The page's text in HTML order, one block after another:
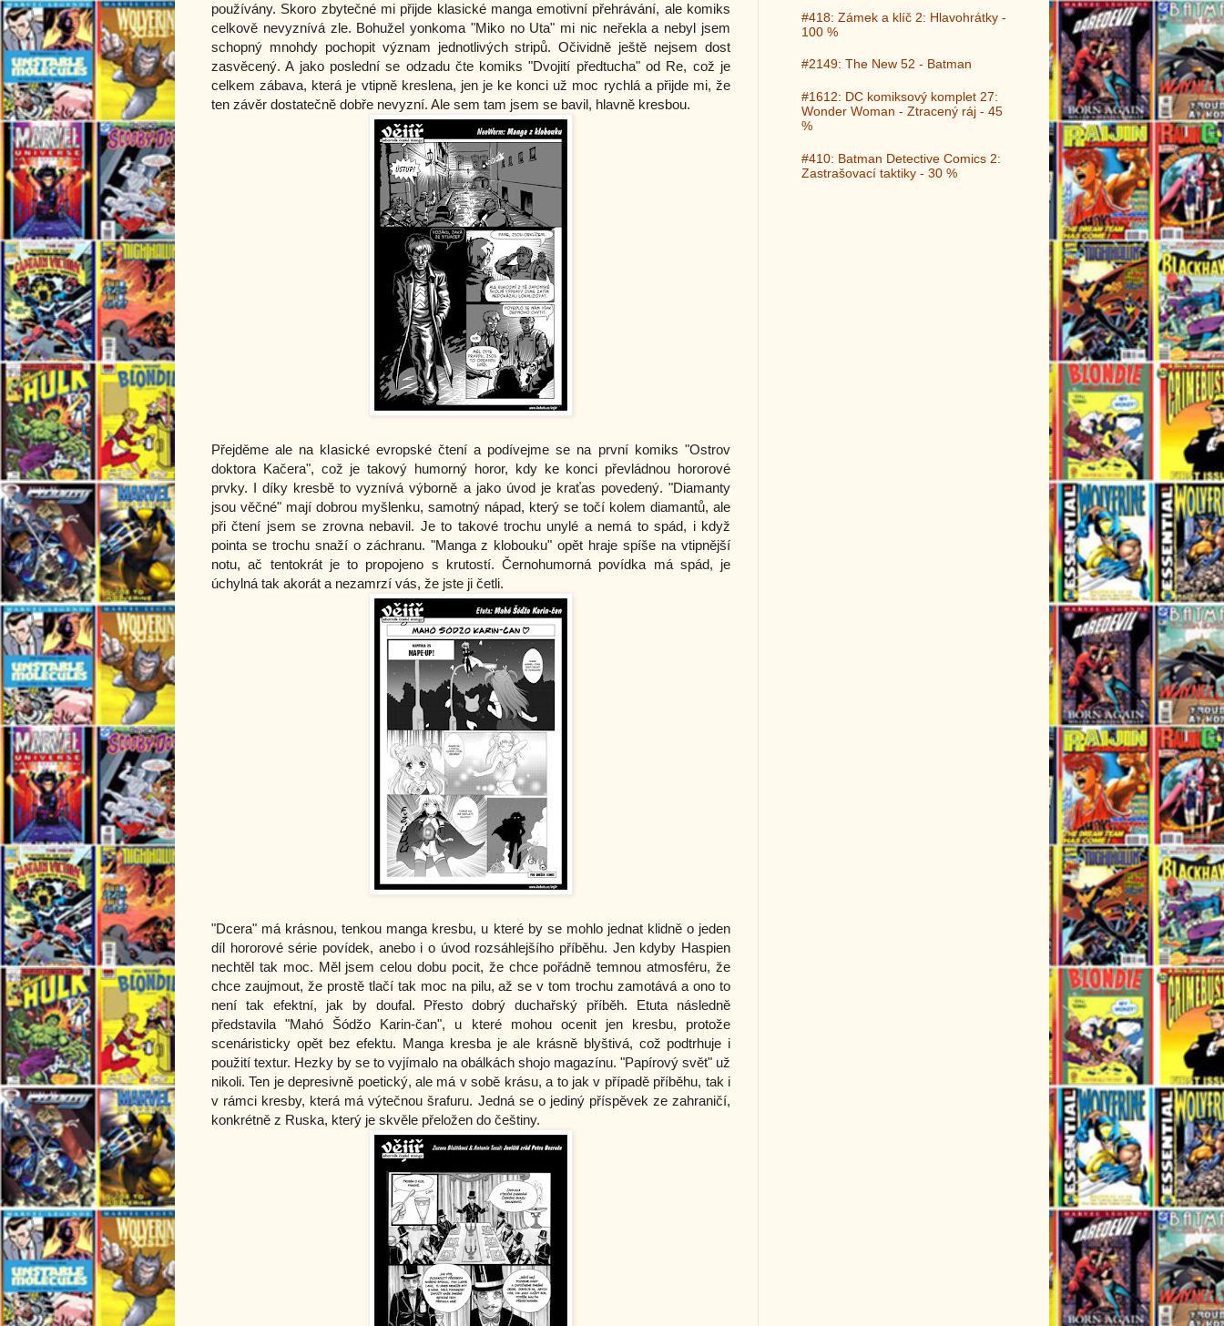
používány. Skoro zbytečné mi přijde klasické manga emotivní přehrávání, ale komiks
celkově nevyznívá zle. Bohužel yonkoma "Miko no Uta" mi nic neřekla a nebyl jsem
schopný mnohdy pochopit význam jednotlivých stripů. Očividně ještě nejsem dost
zasvěcený. A jako poslední se odzadu čte komiks "Dvojití předtucha" od Re, což je
celkem zábava, která je vtipně kreslena, jen je ke konci už moc rychlá a přijde mi, že
ten závěr dostatečně dobře nevyzní. Ale sem tam jsem se bavil, hlavně kresbou.
Přejděme ale na klasické evropské čtení a podívejme se na první komiks "Ostrov
doktora Kačera", což je takový humorný horor, kdy ke konci převládnou hororové
prvky. I díky kresbě to vyznívá výborně a jako úvod je kraťas povedený. "Diamanty
jsou věčné" mají dobrou myšlenku, samotný nápad, který se točí kolem diamantů, ale
při čtení jsem se zrovna nebavil. Je to takové trochu unylé a nemá to spád, i když
pointa se trochu snaží o záchranu. "Manga z klobouku" opět hraje spíše na vtipnější
notu, ač tentokrát je to propojeno s krutostí. Černohumorná povídka má spád, je
úchylná tak akorát a nezamrzí vás, že jste ji četli.
"Dcera" má krásnou, tenkou manga kresbu, u které by se mohlo jednat klidně o jeden
díl hororové série povídek, anebo i o úvod rozsáhlejšího příběhu. Jen kdyby Haspien
nechtěl tak moc. Měl jsem celou dobu pocit, že chce pořádně temnou atmosféru, že
chce zaujmout, že prostě tlačí tak moc na pilu, až se v tom trochu zamotává a ono to
není tak efektní, jak by doufal. Přesto dobrý duchařský příběh. Etuta následně
představila "Mahó Šódžo Karin-čan", u které mohou ocenit jen kresbu, protože
scenáristicky opět bez efektu. Manga kresba je ale krásně blyštivá, což podtrhuje i
použití textur. Hezky by se to vyjímalo na obálkách shojo magazínu. "Papírový svět" už
nikoli. Ten je depresivně poetický, ale má v sobě krásu, a to jak v případě příběhu, tak i
v rámci kresby, která má výtečnou šrafuru. Jedná se o jediný příspěvek ze zahraničí,
konkrétně z Ruska, který je skvěle přeložen do češtiny.
#418: Zámek a klíč 2: Hlavohrátky -
100 %
#2149: The New 52 - Batman
#1612: DC komiksový komplet 27:
Wonder Woman - Ztracený ráj - 45
%
#410: Batman Detective Comics 2:
Zastrašovací taktiky - 30 %